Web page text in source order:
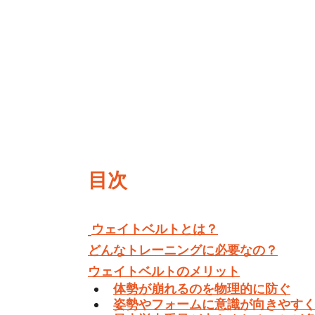
目次
ウェイトベルトとは？
どんなトレーニングに必要なの？
ウェイトベルトのメリット
体勢が崩れるのを物理的に防ぐ
姿勢やフォームに意識が向きやす